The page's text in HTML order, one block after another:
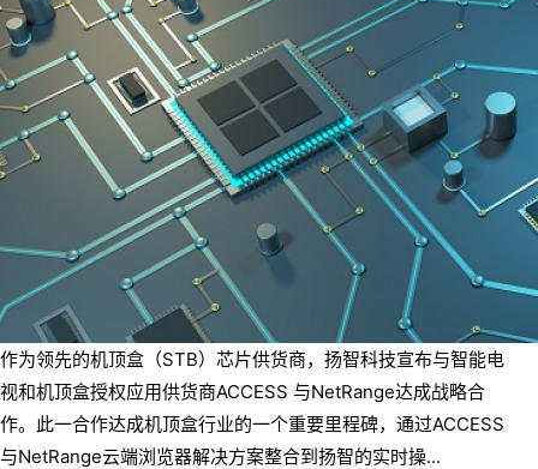
作为领先的机顶盒（STB）芯片供货商，扬智科技宣布与智能电
视和机顶盒授权应用供货商ACCESS 与NetRange达成战略合
作。此一合作达成机顶盒行业的一个重要里程碑，通过ACCESS
与NetRange云端浏览器解决方案整合到扬智的实时操...